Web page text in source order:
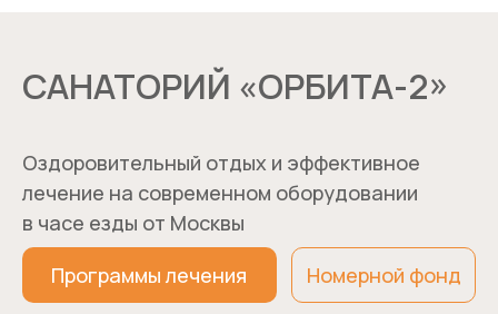
САНАТОРИЙ «ОРБИТА-2»
Оздоровительный отдых и эффективное
лечение на современном оборудовании
в часе езды от Москвы
Программы лечения Номерной фонд